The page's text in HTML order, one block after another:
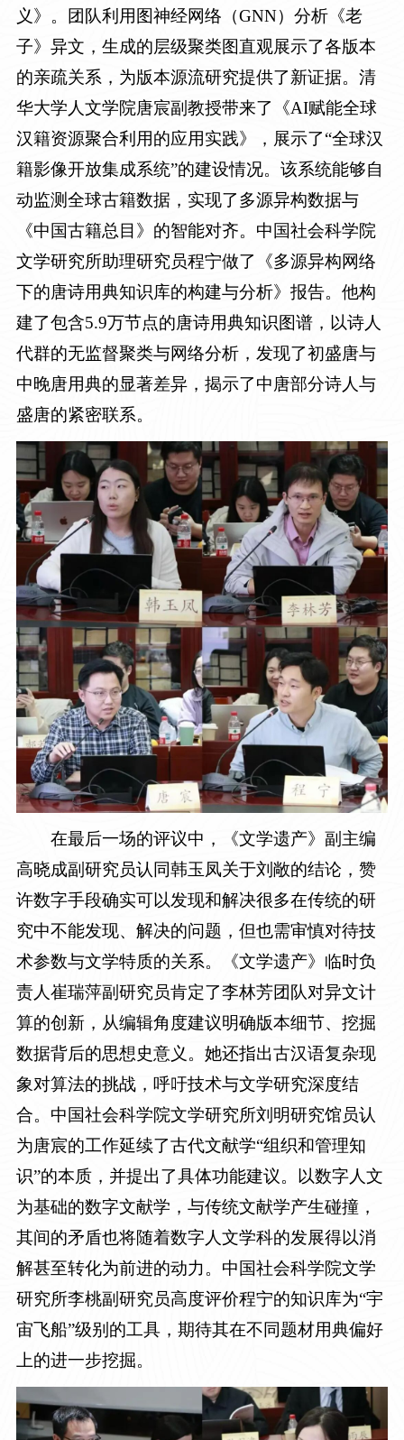
义》。团队利用图神经网络（GNN）分析《老
子》异文，生成的层级聚类图直观展示了各版本
的亲疏关系，为版本源流研究提供了新证据。清
华大学人文学院唐宸副教授带来了《AI赋能全球
汉籍资源聚合利用的应用实践》，展示了“全球汉
籍影像开放集成系统”的建设情况。该系统能够自
动监测全球古籍数据，实现了多源异构数据与
《中国古籍总目》的智能对齐。中国社会科学院
文学研究所助理研究员程宁做了《多源异构网络
下的唐诗用典知识库的构建与分析》报告。他构
建了包含5.9万节点的唐诗用典知识图谱，以诗人
代群的无监督聚类与网络分析，发现了初盛唐与
中晚唐用典的显著差异，揭示了中唐部分诗人与
盛唐的紧密联系。
在最后一场的评议中，《文学遗产》副主编
高晓成副研究员认同韩玉凤关于刘敞的结论，赞
许数字手段确实可以发现和解决很多在传统的研
究中不能发现、解决的问题，但也需审慎对待技
术参数与文学特质的关系。《文学遗产》临时负
责人崔瑞萍副研究员肯定了李林芳团队对异文计
算的创新，从编辑角度建议明确版本细节、挖掘
数据背后的思想史意义。她还指出古汉语复杂现
象对算法的挑战，呼吁技术与文学研究深度结
合。中国社会科学院文学研究所刘明研究馆员认
为唐宸的工作延续了古代文献学“组织和管理知
识”的本质，并提出了具体功能建议。以数字人文
为基础的数字文献学，与传统文献学产生碰撞，
其间的矛盾也将随着数字人文学科的发展得以消
解甚至转化为前进的动力。中国社会科学院文学
研究所李桃副研究员高度评价程宁的知识库为“宇
宙飞船”级别的工具，期待其在不同题材用典偏好
上的进一步挖掘。